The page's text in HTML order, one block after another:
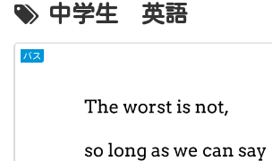
中学生 英語
バス